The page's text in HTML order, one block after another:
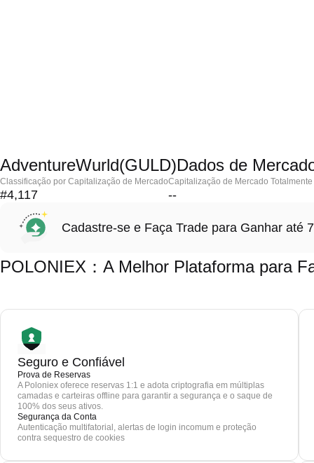
AdventureWurld(GULD)Dados de
Classificação por Capitalização de Mercado
#4,117
Capitalização de Mercado
--
Cadastre-se e Faça Trade para Ganhar até
POLONIEX：A Melhor Plataforma para
Seguro e Confiável
Prova de Reservas
A Poloniex oferece reservas 1:1 e adota criptografia em múltiplas
camadas e carteiras offline para garantir a segurança e o saque de
100% dos seus ativos.
Segurança da Conta
Autenticação multifatorial, alertas de login incomum e proteção
contra sequestro de cookies